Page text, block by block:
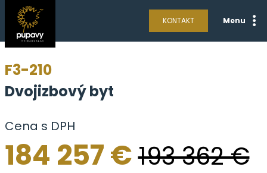
KONTAKT Menu
F3-210
Dvojizbový byt
Cena s DPH
184 257 €193 362 €